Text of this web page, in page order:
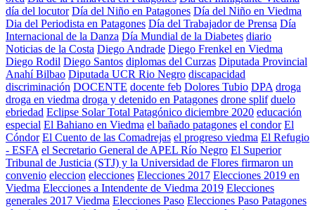
día del locutor Día del Niño en Patagones Día del Niño en Viedma
Dia del Periodista en Patagones Día del Trabajador de Prensa Día
Internacional de la Danza Día Mundial de la Diabetes diario
Noticias de la Costa Diego Andrade Diego Frenkel en Viedma
Diego Rodil Diego Santos diplomas del Curzas Diputada Provincial
Anahí Bilbao Diputada UCR Rio Negro discapacidad
discriminación DOCENTE docente feb Dolores Tubio DPA droga
droga en viedma droga y detenido en Patagones drone splif duelo
ebriedad Eclipse Solar Total Patagónico diciembre 2020 educación
especial El Bahiano en Viedma el bañado patagones el condor El
Cóndor El Cuento de las Comadrejas el progreso viedma El Refugio
- ESFA el Secretario General de APEL Río Negro El Superior
Tribunal de Justicia (STJ) y la Universidad de Flores firmaron un
convenio eleccion elecciones Elecciones 2017 Elecciones 2019 en
Viedma Elecciones a Intendente de Viedma 2019 Elecciones
generales 2017 Viedma Elecciones Paso Elecciones Paso Patagones